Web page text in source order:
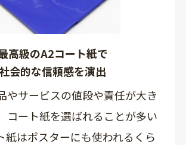
高級のA2コート紙で
社会的な信頼感を演出
やサービスの値段や責任が大き
コート紙を選ばれることが多い
紙はポスターにも使われるくら